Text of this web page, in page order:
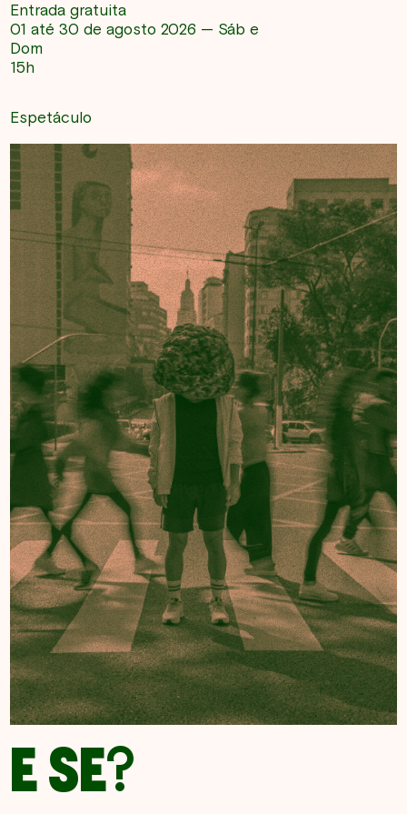
Entrada gratuita
01 até 30 de agosto 2026 — Sáb e
Dom
15h
Espetáculo
E SE?